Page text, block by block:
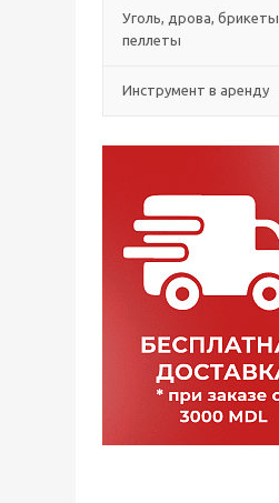
Уголь, дрова, брикеты,
пеллеты
Инструмент в аренду